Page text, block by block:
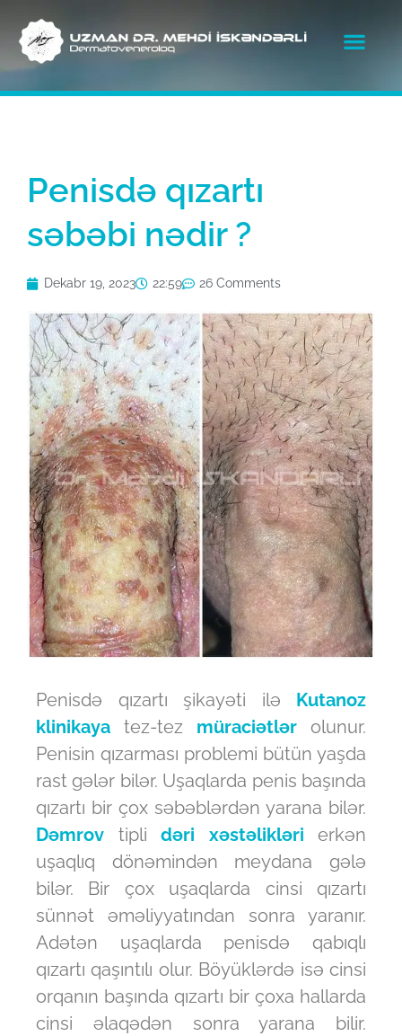
Penisdə qızartı
səbəbi nədir ?
Dekabr 19, 2023 22:59 26 Comments
Penisdə qızartı şikayəti ilə Kutanoz
klinikaya tez-tez müraciətlər olunur.
Penisin qızarması problemi bütün yaşda
rast gələr bilər. Uşaqlarda penis başında
qızartı bir çox səbəblərdən yarana bilər.
Dəmrov tipli dəri xəstəlikləri erkən
uşaqlıq dönəmindən meydana gələ
bilər. Bir çox uşaqlarda cinsi qızartı
sünnət əməliyyatından sonra yaranır.
Adətən uşaqlarda penisdə qabıqlı
qızartı qaşıntılı olur. Böyüklərdə isə cinsi
orqanın başında qızartı bir çoxa hallarda
cinsi əlaqədən sonra yarana bilir.